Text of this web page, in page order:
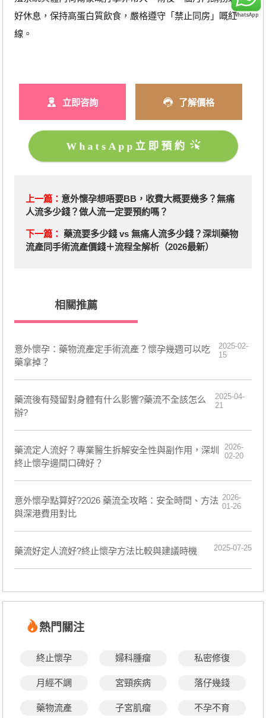
好休息，保持高蛋白質飲食，嚴格遵守「禁止同房」嘅紅
線。
立即咨詢 了解價格
WhatsApp立即預約
上一篇： 意外懷孕想唔要BB，收費大概要幾多？無痛
人流多少錢？做人流一定要預約嗎？
下一篇： 藥流要多少錢 vs 無痛人流多少錢？深圳藥物
流產同手術流產價錢＋流程全解析（2026最新）
相關推薦
意外懷孕：藥物流產定手術流產？懷孕幾週可以吃
藥拿掉？
2025-02-
15
藥流後有殘留對身體有什么影響?藥流不全該怎么
辦?
2025-04-
21
藥流定人流好？專業醫生拆解安全性與副作用，深圳
終止懷孕邊間口碑好？
2026-
02-20
意外懷孕點算好?2026 藥流全攻略：安全時間、方法
與深港費用對比
2026-
01-26
藥流好定人流好?終止懷孕方法比較與建議時機 2025-07-25
熱門關注
終止懷孕 婦科腫瘤 私密修復
月經不調 宮頸疾病 落仔幾錢
藥物流產 子宮肌瘤 不孕不育